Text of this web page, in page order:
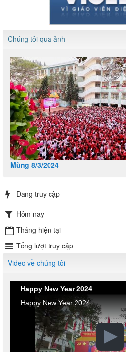
Chúng tôi qua ảnh
Mùng 8/3/2024
Đang truy cập
Hôm nay
Tháng hiện tại
Tổng lượt truy cập
Video về chúng tôi
Happy New Year 2024
Happy New Year 2024